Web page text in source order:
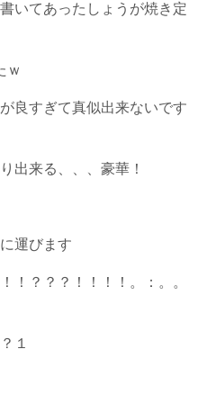
いてあったしょうが焼き定
ｗ
良すぎて真似出来ないです
出来る、、、豪華！
運びます
！？？？！！！！。：。。
１